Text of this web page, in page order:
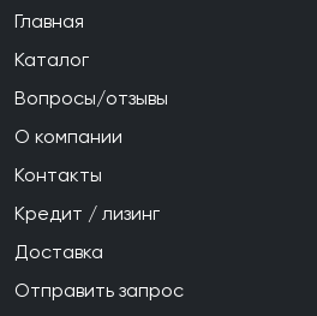
Главная
Каталог
Вопросы/отзывы
О компании
Контакты
Кредит / лизинг
Доставка
Отправить запрос